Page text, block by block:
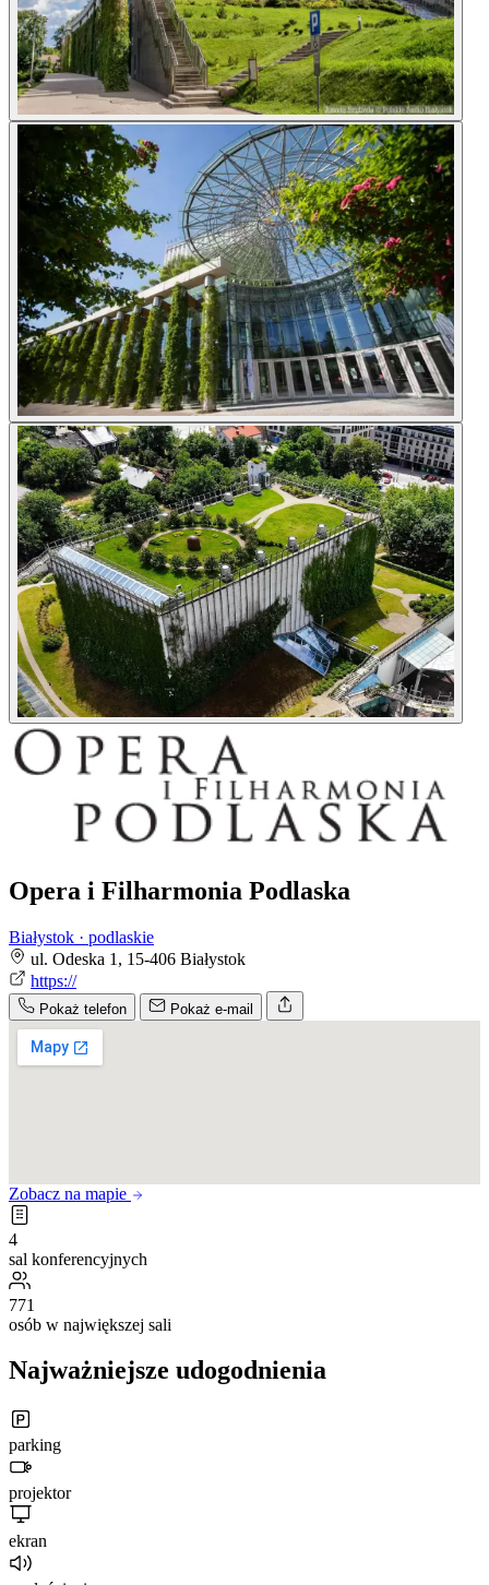
Opera i Filharmonia Podlaska
Białystok · podlaskie
ul. Odeska 1, 15-406 Białystok
https://
Pokaż telefon Pokaż e-mail
Zobacz na mapie
4
sal konferencyjnych
771
osób w największej sali
Najważniejsze udogodnienia
parking
projektor
ekran